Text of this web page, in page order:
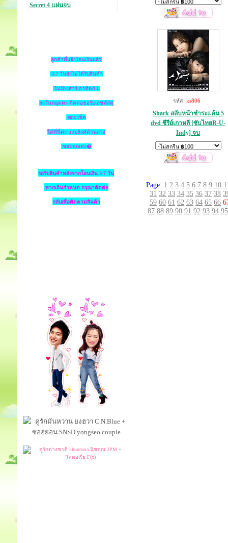
Secret 4 แผ่นจบ
ลูกค้าที่แจ้งโอนเงินแล้ว
3-7 วันยังไม่ได้รับสินค้า
ไม่นับเสาร์-อาทิตย์ แ
ละวันหยุดค่ะ ติดต่อขอรับเลขพัสดุ
ems เช็ค
ได้ที่นี่ค่ะ แถบลิงค์ด้านล่าง
ขอบคุณค่ะ�
รอรับสินค้าหลังจากโอนเงิน 3-7 วัน
หากเกินกำหนด กรุณาติดต่อ
กลับเพื่อติดตามสินค้า
รหัส: ks806
Shark สลับหน้าชำระแค้น 5
dvd ซีรีย์เกาหลี [ซับไทยR-U-
Indy] จบ
Page: 1 2 3 4 5 6 7 8 9 10
31 32 33 34 35 36 37 38
59 60 61 62 63 64 65 66
87 88 89 90 91 92 93 94 95